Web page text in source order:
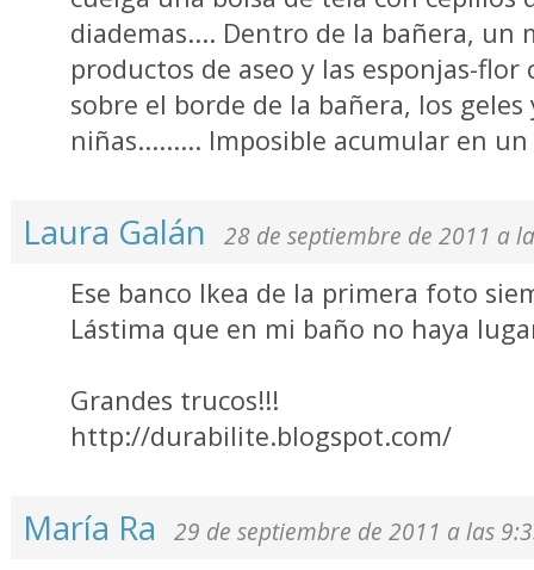
diademas.... Dentro de la bañera, un
productos de aseo y las esponjas-flor
sobre el borde de la bañera, los geles
niñas......... Imposible acumular en
Laura Galán 28 de septiembre de 2011 a
Ese banco Ikea de la primera foto
Lástima que en mi baño no haya
Grandes trucos!!!
http://durabilite.blogspot.com/
María Ra 29 de septiembre de 2011 a las